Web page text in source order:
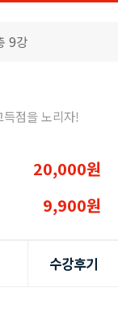
9강
점을 노리자!
20,000원
9,900원
수강후기